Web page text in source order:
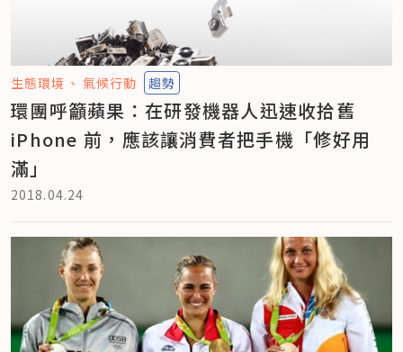
生態環境 氣候行動 趨勢
環團呼籲蘋果：在研發機器人迅速收拾舊
iPhone 前，應該讓消費者把手機「修好用
滿」
2018.04.24